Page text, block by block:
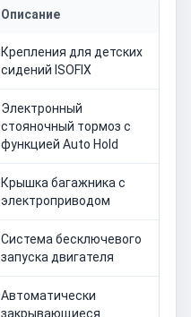
Описание
Крепления для детских
сидений ISOFIX
Электронный
стояночный тормоз с
функцией Auto Hold
Крышка багажника с
электроприводом
Система бесключевого
запуска двигателя
Автоматически
закрывающиеся